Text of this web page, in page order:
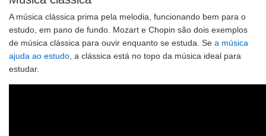
A música clássica prima pela melodia, funcionando bem para o
estudo, em pano de fundo. Mozart e Chopin são dois exemplos
de música clássica para ouvir enquanto se estuda. Se a música
ajuda ao estudo , a clássica está no topo da música ideal para
estudar.